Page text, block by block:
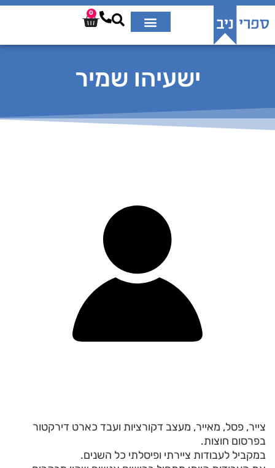
0
ישעיהו שמיר
צייר, פסל, מאייר, מעצב דקורציות ועבד כארט דירקטור
בפרסום חוצות.
במקביל לעבודות ציירתי ופיסלתי כל השנים.